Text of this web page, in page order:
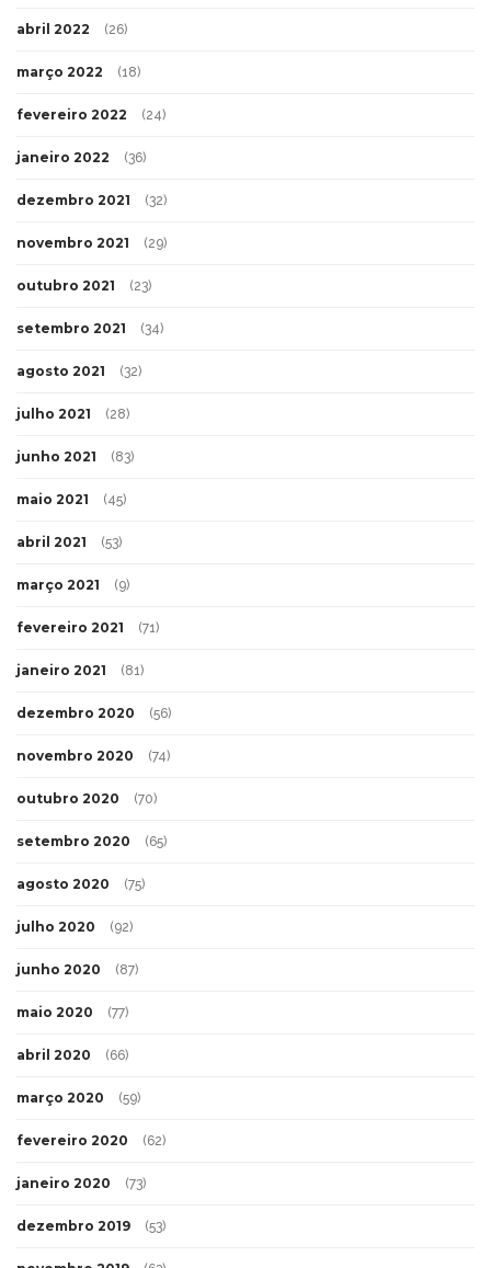
abril 2022 (26)
março 2022 (18)
fevereiro 2022 (24)
janeiro 2022 (36)
dezembro 2021 (32)
novembro 2021 (29)
outubro 2021 (23)
setembro 2021 (34)
agosto 2021 (32)
julho 2021 (28)
junho 2021 (83)
maio 2021 (45)
abril 2021 (53)
março 2021 (9)
fevereiro 2021 (71)
janeiro 2021 (81)
dezembro 2020 (56)
novembro 2020 (74)
outubro 2020 (70)
setembro 2020 (65)
agosto 2020 (75)
julho 2020 (92)
junho 2020 (87)
maio 2020 (77)
abril 2020 (66)
março 2020 (59)
fevereiro 2020 (62)
janeiro 2020 (73)
dezembro 2019 (53)